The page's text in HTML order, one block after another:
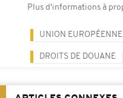
Plus d'informations à
UNION EUROPÉENNE
DROITS DE DOUANE